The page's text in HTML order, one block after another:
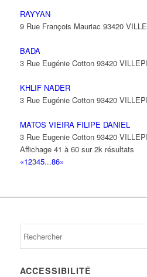
RAYYAN
9 Rue François Mauriac 93420
BADA
3 Rue Eugénie Cotton 93420
KHLIF NADER
3 Rue Eugénie Cotton 93420
MATOS VIEIRA FILIPE DANIEL
3 Rue Eugenie Cotton 93420
Affichage 41 à 60 sur 2k résultats
«12345...86»
ACCESSIBILITÉ